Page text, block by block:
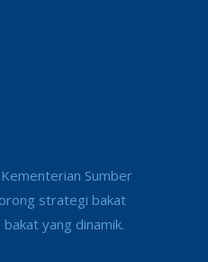
Sumber
strategi bakat
yang dinamik.